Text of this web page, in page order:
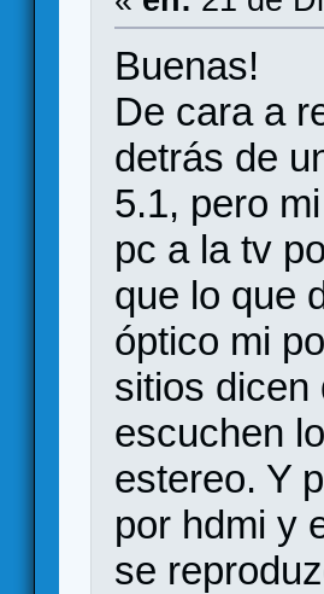
Buenas!
De cara a
detrás de
5.1, pero
pc a la tv
que lo que
óptico mi
sitios dicen
escuchen
estereo. Y
por hdmi y
se